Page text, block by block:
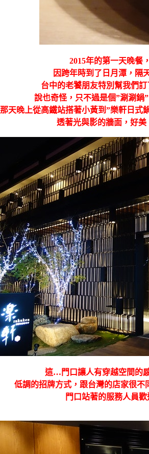
2015年的第一天晚餐
因跨年時到了日月潭，隔
台中的老饕朋友特別幫我們
說也奇怪，只不過是個”涮涮鍋
那天晚上從高鐵站搭著小黃到”樂軒日式
透著光與影的牆面，好
這…門口讓人有穿越空間的
低調的招牌方式，跟台灣的店家很
門口站著的服務人員